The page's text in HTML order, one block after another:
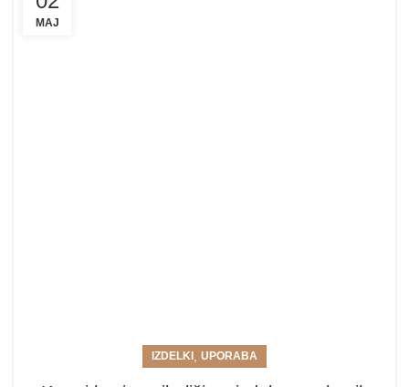
MAJ
IZDELKI UPORABA